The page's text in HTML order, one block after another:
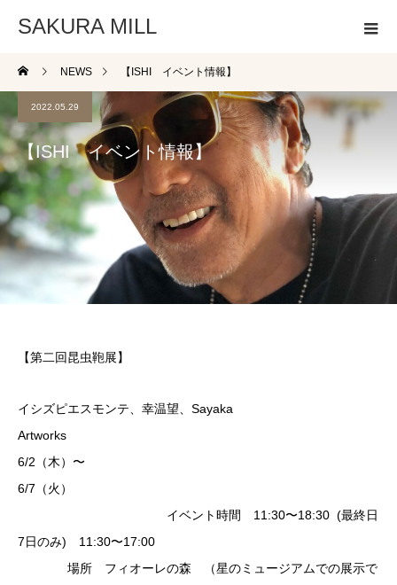
SAKURA MILL
NEWS 【ISHI イベント情報】
2022.05.29
【ISHI イベント情報】
【第二回昆虫鞄展】
イシズピエスモンテ、幸温望、Sayaka
6/2（木）〜
6/7（
イベント時間 11:30〜18:30 (最終日
7日のみ) 11:30〜17:00
場所 フィオーレの森 （星のミュージアムでの展示で